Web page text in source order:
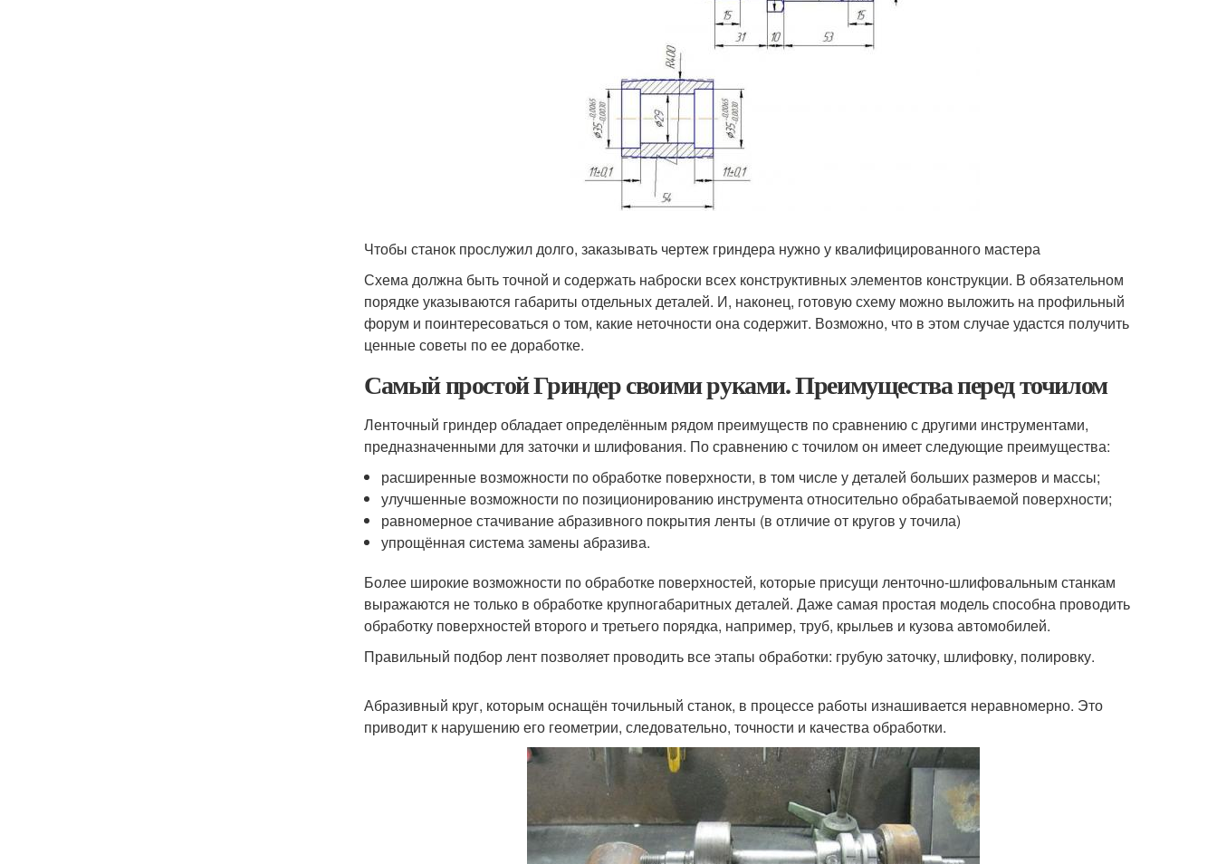
Чтобы станок прослужил долго, заказывать чертеж гриндера нужно у квалифицированного мастера
Схема должна быть точной и содержать наброски всех конструктивных элементов конструкции. В обязательном
порядке указываются габариты отдельных деталей. И, наконец, готовую схему можно выложить на профильный
форум и поинтересоваться о том, какие неточности она содержит. Возможно, что в этом случае удастся получить
ценные советы по ее доработке.
Самый простой Гриндер своими руками. Преимущества перед точилом
Ленточный гриндер обладает определённым рядом преимуществ по сравнению с другими инструментами,
предназначенными для заточки и шлифования. По сравнению с точилом он имеет следующие преимущества:
расширенные возможности по обработке поверхности, в том числе у деталей больших размеров и массы;
улучшенные возможности по позиционированию инструмента относительно обрабатываемой поверхности;
равномерное стачивание абразивного покрытия ленты (в отличие от кругов у точила)
упрощённая система замены абразива.
Более широкие возможности по обработке поверхностей, которые присущи ленточно-шлифовальным станкам
выражаются не только в обработке крупногабаритных деталей. Даже самая простая модель способна проводить
обработку поверхностей второго и третьего порядка, например, труб, крыльев и кузова автомобилей.
Правильный подбор лент позволяет проводить все этапы обработки: грубую заточку, шлифовку, полировку.
Абразивный круг, которым оснащён точильный станок, в процессе работы изнашивается неравномерно. Это
приводит к нарушению его геометрии, следовательно, точности и качества обработки.